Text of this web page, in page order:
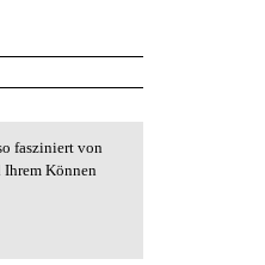
fasziniert von
Ihrem Können